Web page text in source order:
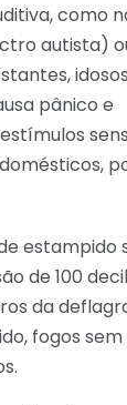
como
autista)
pânico e
estampido
de 100
da
fogos